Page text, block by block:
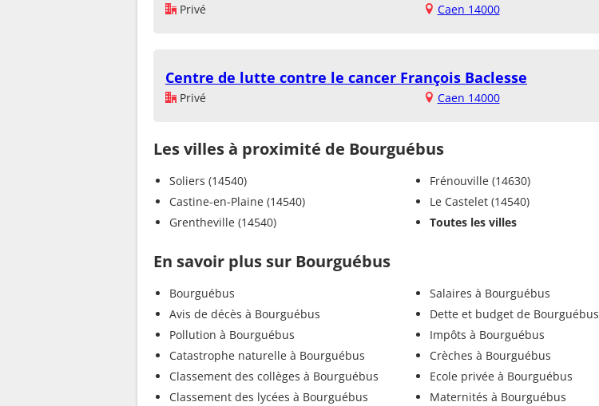
Privé Caen 14000
Centre de lutte contre le cancer François Baclesse
Privé Caen 14000
Les villes à proximité de Bourguébus
Soliers (14540)
Castine-en-Plaine (14540)
Grentheville (14540)
Frénouville (14630)
Le Castelet (14540)
Toutes les villes
En savoir plus sur Bourguébus
Bourguébus
Avis de décès à Bourguébus
Pollution à Bourguébus
Catastrophe naturelle à Bourguébus
Classement des collèges à Bourguébus
Classement des lycées à Bourguébus
Salaires à Bourguébus
Dette et budget de Bourguébus
Impôts à Bourguébus
Crèches à Bourguébus
Ecole privée à Bourguébus
Maternités à Bourguébus